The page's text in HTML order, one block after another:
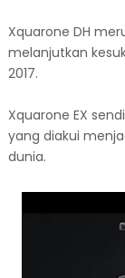
Xquarone DH
melanjutkan
2017.
Xquarone EX
yang diakui
dunia.